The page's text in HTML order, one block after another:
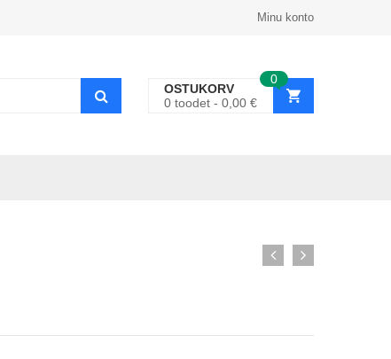
Minu konto
0
OSTUKORV
0 toodet 0,00 €